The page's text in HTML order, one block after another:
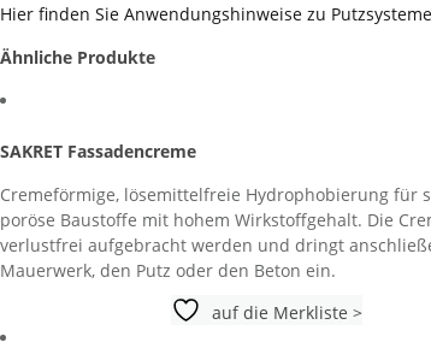
Hier finden Sie Anwendungshinweise zu
Ähnliche Produkte
SAKRET Fassadencreme
Cremeförmige, lösemittelfreie Hydrophobierung für
poröse Baustoffe mit hohem Wirkstoffgehalt. Die
verlustfrei aufgebracht werden und dringt
Mauerwerk, den Putz oder den Beton ein.
auf die Merkliste >